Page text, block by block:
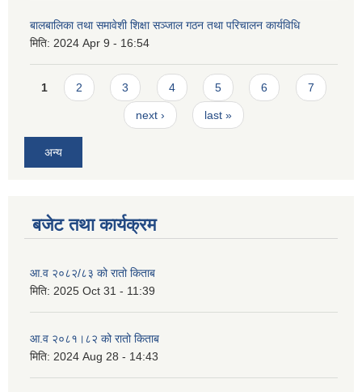
बालबालिका तथा समावेशी शिक्षा सञ्जाल गठन तथा परिचालन कार्यविधि
मिति: 2024 Apr 9 - 16:54
Pages
1 2 3 4 5 6 7
next › last »
अन्य
बजेट तथा कार्यक्रम
आ.व २०८२/८३ को रातो किताब
मिति: 2025 Oct 31 - 11:39
आ.व २०८१।८२ को रातो किताब
मिति: 2024 Aug 28 - 14:43